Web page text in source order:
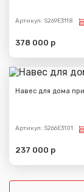
Артикул: S269E3118
378 000 р
Навес для дома
Артикул: S266E3101
237 000 р